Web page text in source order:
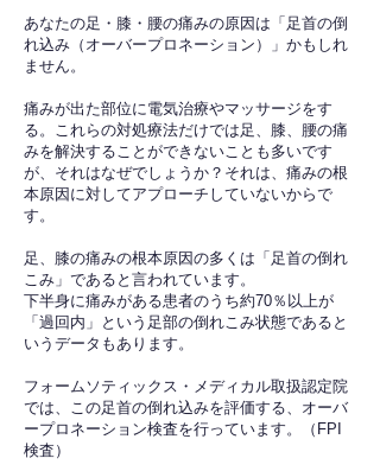
あなたの足・膝・腰の痛みの原因は「足首の倒
れ込み（オーバープロネーション）」かもしれ
ません。
痛みが出た部位に電気治療やマッサージをす
る。これらの対処療法だけでは足、膝、腰の痛
みを解決することができないことも多いです
が、それはなぜでしょうか？それは、痛みの根
本原因に対してアプローチしていないからで
す。
足、膝の痛みの根本原因の多くは「足首の倒れ
こみ」であると言われています。
下半身に痛みがある患者のうち約70％以上が
「過回内」という足部の倒れこみ状態であると
いうデータもあります。
フォームソティックス・メディカル取扱認定院
では、この足首の倒れ込みを評価する、オーバ
ープロネーション検査を行っています。（FPI
検査）​